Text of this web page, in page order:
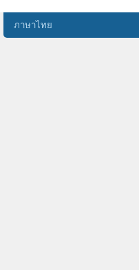
panuddaice
tai chi
อรหโตพุทโธ
ภาษาไทย